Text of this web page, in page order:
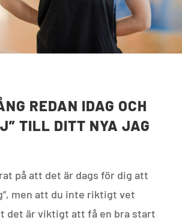
REDAN IDAG OCH
TILL DITT NYA JAG
på att det är dags för dig att
men att du inte riktigt vet
det är viktigt att få en bra start